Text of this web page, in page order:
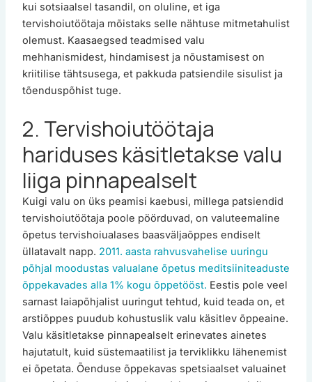
kui sotsiaalsel tasandil, on oluline, et iga
tervishoiutöötaja mõistaks selle nähtuse mitmetahulist
olemust. Kaasaegsed teadmised valu
mehhanismidest, hindamisest ja nõustamisest on
kriitilise tähtsusega, et pakkuda patsiendile sisulist ja
tõenduspõhist tuge.
2. Tervishoiutöötaja
hariduses käsitletakse valu
liiga pinnapealselt
Kuigi valu on üks peamisi kaebusi, millega patsiendid
tervishoiutöötaja poole pöörduvad, on valuteemaline
õpetus tervishoiualases baasväljaõppes endiselt
üllatavalt napp. 2011. aasta rahvusvahelise uuringu
põhjal moodustas valualane õpetus meditsiiniteaduste
õppekavades alla 1% kogu õppetööst. Eestis pole veel
sarnast laiapõhjalist uuringut tehtud, kuid teada on, et
arstiõppes puudub kohustuslik valu käsitlev õppeaine.
Valu käsitletakse pinnapealselt erinevates ainetes
hajutatult, kuid süstemaatilist ja terviklikku lähenemist
ei õpetata. Õenduse õppekavas spetsiaalset valuainet